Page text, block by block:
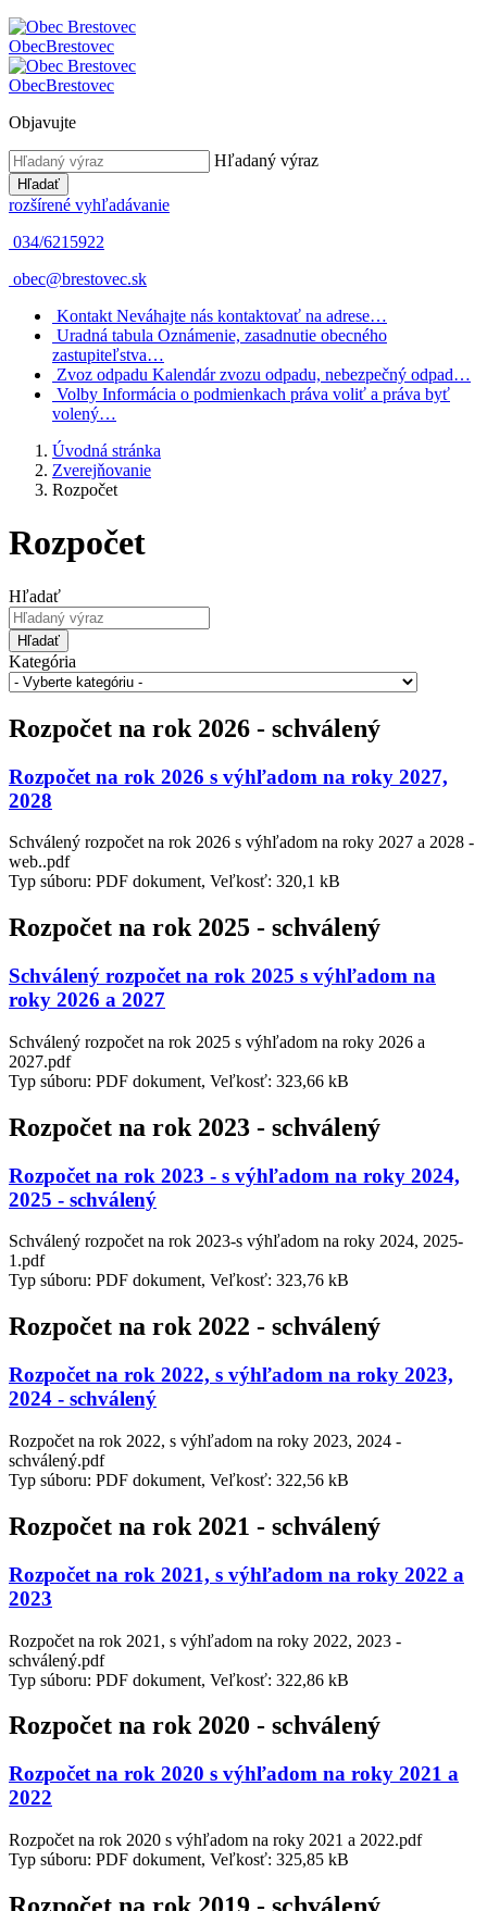
ObecBrestovec
ObecBrestovec
Objavujte
Hľadaný výraz
Hľadať
rozšírené vyhľadávanie
034/6215922
obec@brestovec.sk
Kontakt Neváhajte nás kontaktovať na adrese…
Uradná tabula Oznámenie, zasadnutie obecného
zastupiteľstva…
Zvoz odpadu Kalendár zvozu odpadu, nebezpečný odpad…
Volby Informácia o podmienkach práva voliť a práva byť
volený…
Úvodná stránka
Zverejňovanie
Rozpočet
Rozpočet
Hľadať
Hľadať
Kategória
Rozpočet na rok 2026 - schválený
Rozpočet na rok 2026 s výhľadom na roky 2027,
2028
Schválený rozpočet na rok 2026 s výhľadom na roky 2027 a 2028 -
web..pdf
Typ súboru: PDF dokument, Veľkosť: 320,1 kB
Rozpočet na rok 2025 - schválený
Schválený rozpočet na rok 2025 s výhľadom na
roky 2026 a 2027
Schválený rozpočet na rok 2025 s výhľadom na roky 2026 a
2027.pdf
Typ súboru: PDF dokument, Veľkosť: 323,66 kB
Rozpočet na rok 2023 - schválený
Rozpočet na rok 2023 - s výhľadom na roky 2024,
2025 - schválený
Schválený rozpočet na rok 2023-s výhľadom na roky 2024, 2025-
1.pdf
Typ súboru: PDF dokument, Veľkosť: 323,76 kB
Rozpočet na rok 2022 - schválený
Rozpočet na rok 2022, s výhľadom na roky 2023,
2024 - schválený
Rozpočet na rok 2022, s výhľadom na roky 2023, 2024 -
schválený.pdf
Typ súboru: PDF dokument, Veľkosť: 322,56 kB
Rozpočet na rok 2021 - schválený
Rozpočet na rok 2021, s výhľadom na roky 2022 a
2023
Rozpočet na rok 2021, s výhľadom na roky 2022, 2023 -
schválený.pdf
Typ súboru: PDF dokument, Veľkosť: 322,86 kB
Rozpočet na rok 2020 - schválený
Rozpočet na rok 2020 s výhľadom na roky 2021 a
2022
Rozpočet na rok 2020 s výhľadom na roky 2021 a 2022.pdf
Typ súboru: PDF dokument, Veľkosť: 325,85 kB